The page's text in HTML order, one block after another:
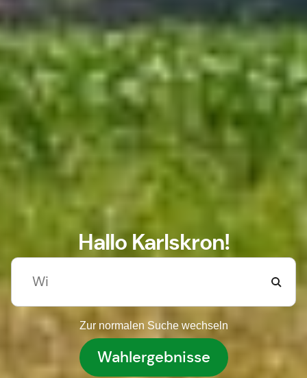
Hallo Karlskron!
Zur normalen Suche wechseln
Wahlergebnisse